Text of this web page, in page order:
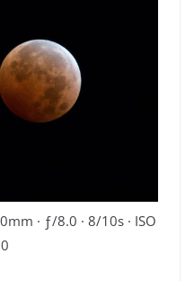
· ƒ/8.0 · 8/10s · ISO